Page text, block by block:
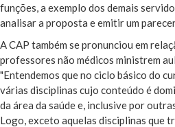
funções, a exemplo dos demais
analisar a proposta e emitir um
A CAP também se pronunciou em
professores não médicos ministrem
"Entendemos que no ciclo básico do
várias disciplinas cujo conteúdo é
da área da saúde e, inclusive por
Logo, exceto aquelas disciplinas que